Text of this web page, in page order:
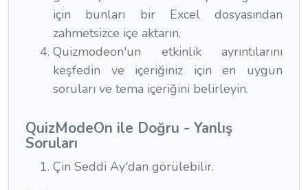
için bunları bir Excel dosyasından
zahmetsizce içe aktarın.
Quizmodeon'un etkinlik ayrıntılarını
keşfedin ve içeriğiniz için en uygun
soruları ve tema içeriğini belirleyin.
QuizModeOn ile Doğru - Yanlış
Soruları
Çin Seddi Ay'dan görülebilir.